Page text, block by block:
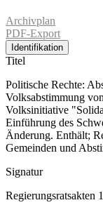
Archivplan
PDF-Export
Identifikation
Titel
Politische Rechte:
Volksabstimmung
Volksinitiative
Einführung des
Änderung. Enthält;
Gemeinden und
Signatur
Regierungsratsakten